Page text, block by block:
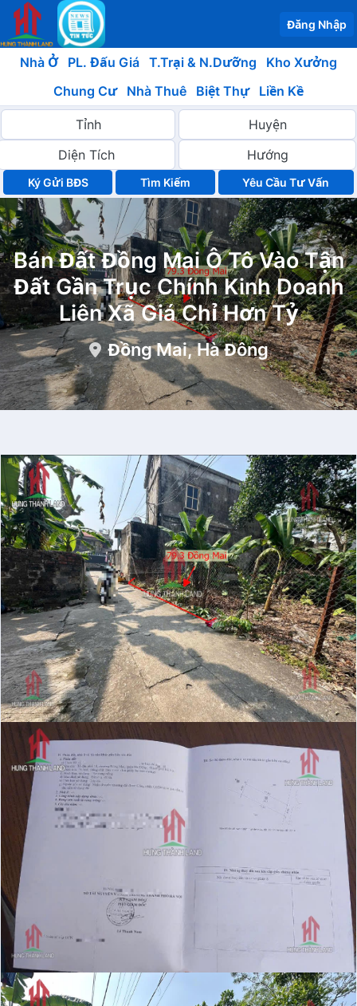
Đăng Nhập
Nhà Ở PL. Đấu Giá T.Trại & N.Dưỡng
Kho Xưởng
Chung Cư
Nhà Thuê Biệt Thự Liền Kề
Ký Gửi BĐS Yêu Cầu Tư Vấn
Bán Đất Đồng Mai Ô Tô Vào Tận
Đất Gần Trục Chính Kinh Doanh
Liên Xã Giá Chỉ Hơn Tỷ
Đồng Mai, Hà Đông